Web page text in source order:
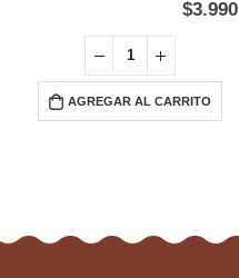
$3.990
AGREGAR AL CARRITO